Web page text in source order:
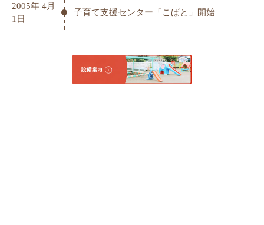
2005年 4月
1日
子育て支援センター「こばと」開始